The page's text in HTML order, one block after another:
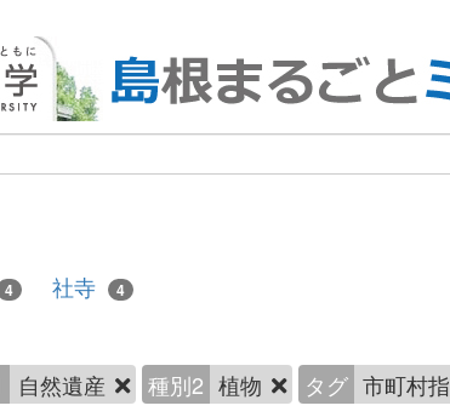
4 社寺 4
自然遺産 種別2 植物 タグ 市町村